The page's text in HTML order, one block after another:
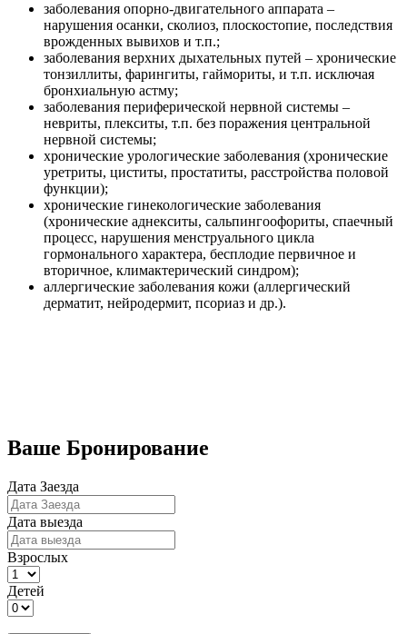
заболевания опорно-двигательного аппарата –
нарушения осанки, сколиоз, плоскостопие, последствия
врожденных вывихов и т.п.;
заболевания верхних дыхательных путей – хронические
тонзиллиты, фарингиты, гаймориты, и т.п. исключая
бронхиальную астму;
заболевания периферической нервной системы –
невриты, плекситы, т.п. без поражения центральной
нервной системы;
хронические урологические заболевания (хронические
уретриты, циститы, простатиты, расстройства половой
функции);
хронические гинекологические заболевания
(хронические аднекситы, сальпингоофориты, спаечный
процесс, нарушения менструального цикла
гормонального характера, бесплодие первичное и
вторичное, климактерический синдром);
аллергические заболевания кожи (аллергический
дерматит, нейродермит, псориаз и др.).
Ваше Бронирование
Дата Заезда
Дата выезда
Взрослых
Детей